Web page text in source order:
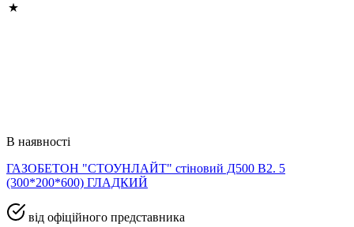
В наявності
ГАЗОБЕТОН "СТОУНЛАЙТ" стіновий Д500 В2. 5
(300*200*600) ГЛАДКИЙ
від офіційного представника